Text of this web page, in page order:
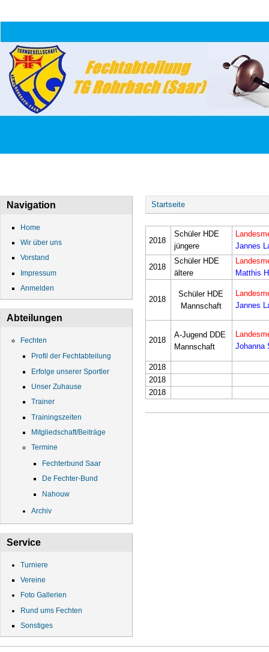
Navigation
Home
Wir über uns
Vorstand
Impressum
Anmelden
Abteilungen
Fechten
Profil der Fechtabteilung
Erfolge unserer Sportler
Unser Zuhause
Trainer
Trainingszeiten
Mitgliedschaft/Beiträge
Termine
Fechterbund Saar
De Fechter-Bund
Nahouw
Archiv
Service
Turniere
Vereine
Foto Gallerien
Rund ums Fechten
Sonstiges
Sie sind hier
Startseite
2018
Schüler HDE
jüngere
Jannes
2018
Schüler HDE
ältere
Matthis
2018
Schüler HDE
Mannschaft
Jannes
2018
A-Jugend DDE
Mannschaft
Johanna
2018
2018
2018